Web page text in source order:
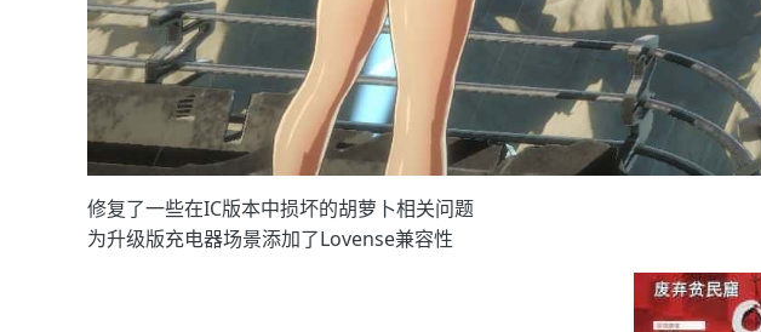
修复了一些在IC版本中损坏的胡萝卜相关问题
为升级版充电器场景添加了Lovense兼容性